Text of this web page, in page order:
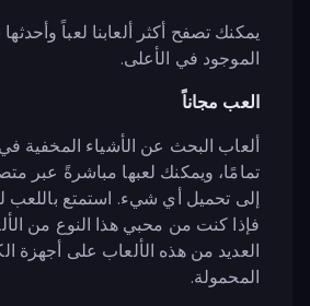
يمكنك تصفح أكثر ألعابنا لعباً وأحدثها
الموجود في الأعلى.
العب مجاناً
ألعاب البحث عن الأشياء المخفية
تمامًا، ويمكنك لعبها مباشرةً عبر
إلى تحميل أي شيء. استمتع باللعب
فإذا كنت من محبي هذا النوع من
العديد من هذه الألعاب على أجهزة
المحمولة.